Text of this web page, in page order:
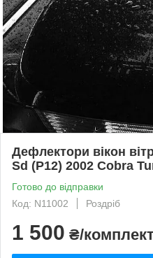
Дефлектори вікон
Sd (P12) 2002 Cobra
Готово до відправки
Код: N11002
Роздріб
1 500 ₴/